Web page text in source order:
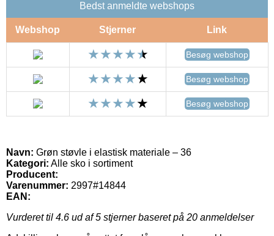
Bedst anmeldte webshops
Webshop Stjerner Link
Besøg webshop
Besøg webshop
Besøg webshop
Navn: Grøn støvle i elastisk materiale – 36
Kategori: Alle sko i sortiment
Producent:
Varenummer: 2997#14844
EAN:
Vurderet til 4.6 ud af 5 stjerner baseret på 20 anmeldelser